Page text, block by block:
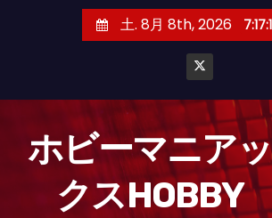
土. 8月 8th, 2026
ホビーマニアッ
クスHOBBY